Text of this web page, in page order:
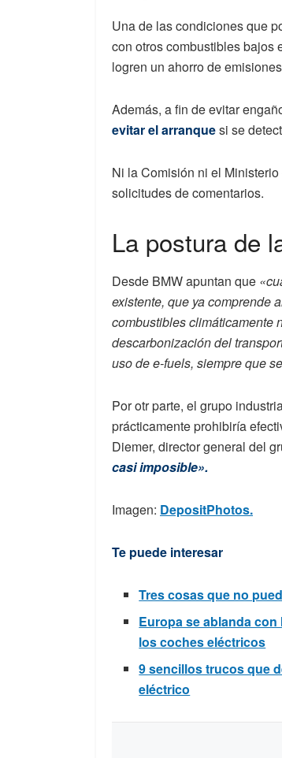
Una de las condiciones que
con otros combustibles bajos
logren un ahorro de
Además, a fin de evitar
evitar el arranquesi se
Ni la Comisión ni el
solicitudes de comentarios.
La postura de
Desde BMW apuntan que
existente, que ya comprende
combustibles climáticamente
descarbonización del
uso de e-fuels, siempre que
Por otr parte, el grupo
prácticamente prohibiría
Diemer, director general del
casi imposible».
Imagen: DepositPhotos.
Te puede interesar
Tres cosas que no
Europa se ablanda
los coches eléctricos
9 sencillos trucos que
eléctrico